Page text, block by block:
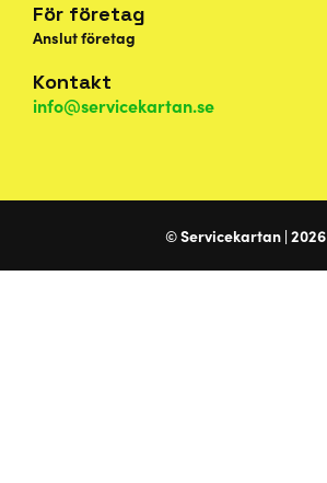
För företag
Anslut företag
Kontakt
info@servicekartan.se
© Servicekartan | 2026